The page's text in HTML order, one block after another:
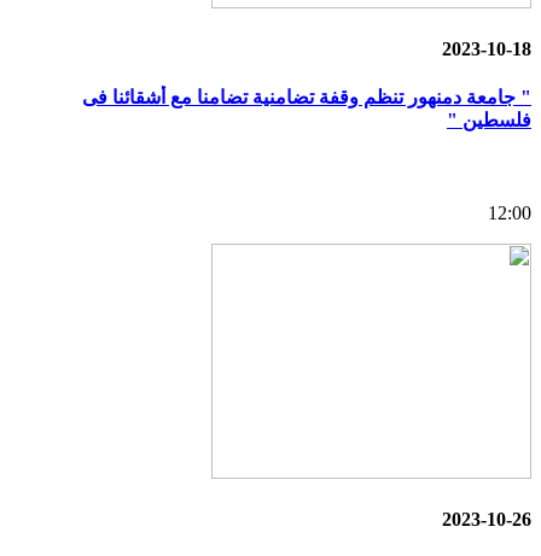
2023-10-18
" جامعة دمنهور تنظم وقفة تضامنية تضامنا مع أشقائنا فى
فلسطين "
12:00
2023-10-26